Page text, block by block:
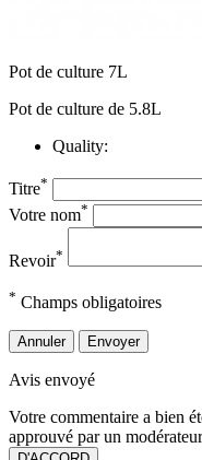
Pot de culture 7L
Pot de culture de 5.8L
Quality:
Titre*
Votre nom*
Revoir*
* Champs obligatoires
Annuler Envoyer
Avis envoyé
Votre commentaire a bien
approuvé par un